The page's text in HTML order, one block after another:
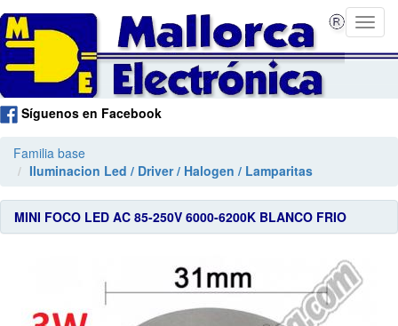
Síguenos en Facebook
Familia base
Iluminacion Led / Driver / Halogen / Lamparitas
MINI FOCO LED AC 85-250V 6000-6200K BLANCO FRIO